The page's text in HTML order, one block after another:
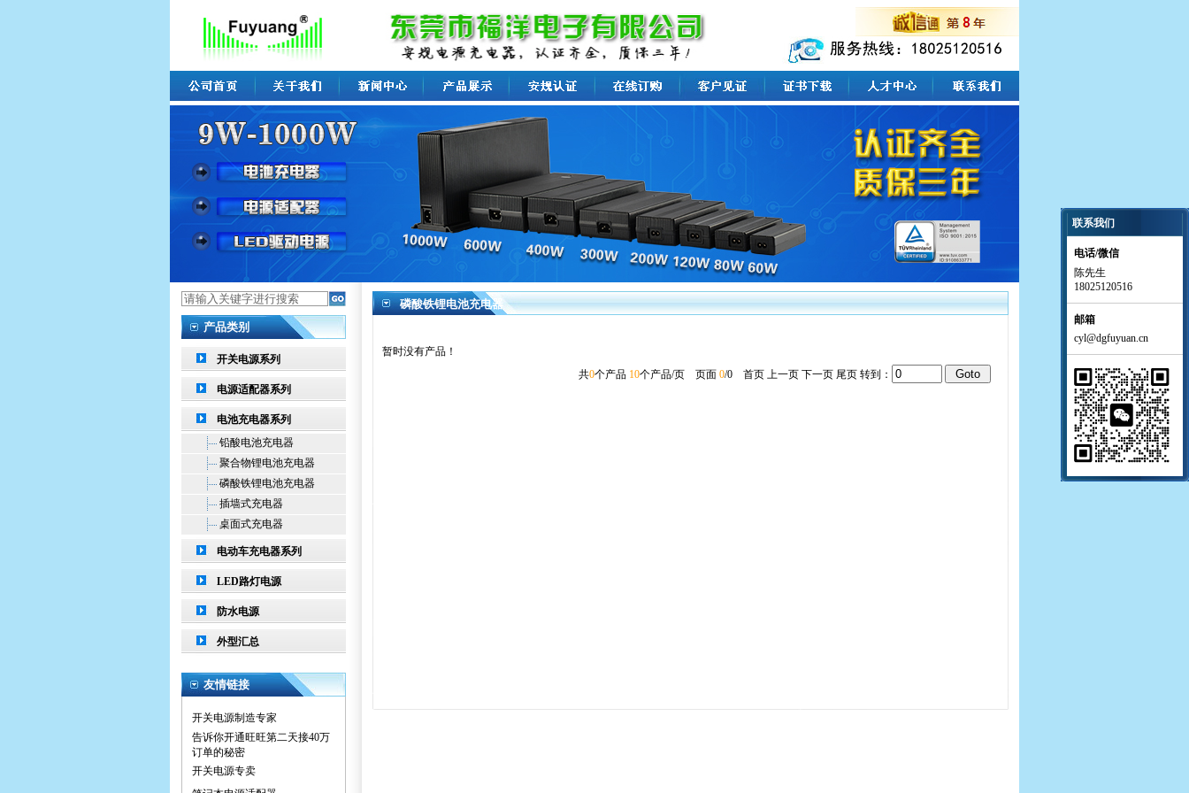
产品类别
开关电源系列
电源适配器系列
电池充电器系列
铅酸电池充电器
聚合物锂电池充电器
磷酸铁锂电池充电器
插墙式充电器
桌面式充电器
电动车充电器系列
LED路灯电源
防水电源
外型汇总
友情链接
充电器
开关电源制造专家
如何区分开关电源“正品”和“假
货”
订单的秘密
开关电源专卖
磷酸铁锂电池充电器
暂时没有产品！
共0个产品 10个产品/页 页面 0/0 首页 上一页 下一页 尾页 转到：
联系我们
电话/微信
陈先生
18025120516
邮箱
cyl@dgfuyuan.cn